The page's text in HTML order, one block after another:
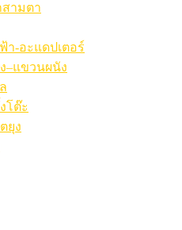
ามตา
า-อะแดปเตอร์
–แขวนผนัง
โต๊ะ
ยุง